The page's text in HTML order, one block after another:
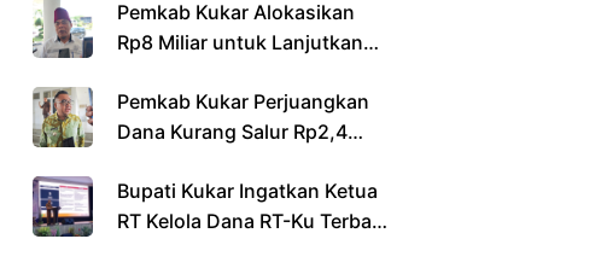
Pemkab Kukar Alokasikan
Rp8 Miliar untuk Lanjutkan
Sebulu
Pemkab Kukar Perjuangkan
Dana Kurang Salur Rp2,4
Bupati Kukar Ingatkan Ketua
RT Kelola Dana RT-Ku Terbaik